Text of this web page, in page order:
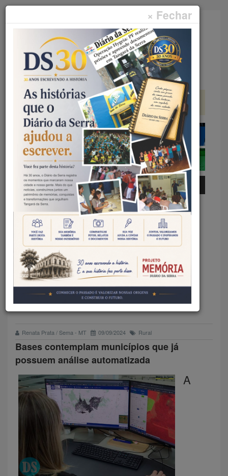
× Fechar
Faça sua pesquisa...
Menu
Início Rural
TRANSPARÊNCIA – SEMA
DISPONIBILIZA BASES DE
REFERÊNCIA UTILIZADAS NO
CAR DIGITAL PARA ACESSO
PÚBLICO
Renata Prata / Sema - MT 09/09/2024 Rural
Bases contemplam municípios que já
possuem análise automatizada
A